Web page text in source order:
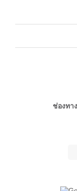
ช่องทา